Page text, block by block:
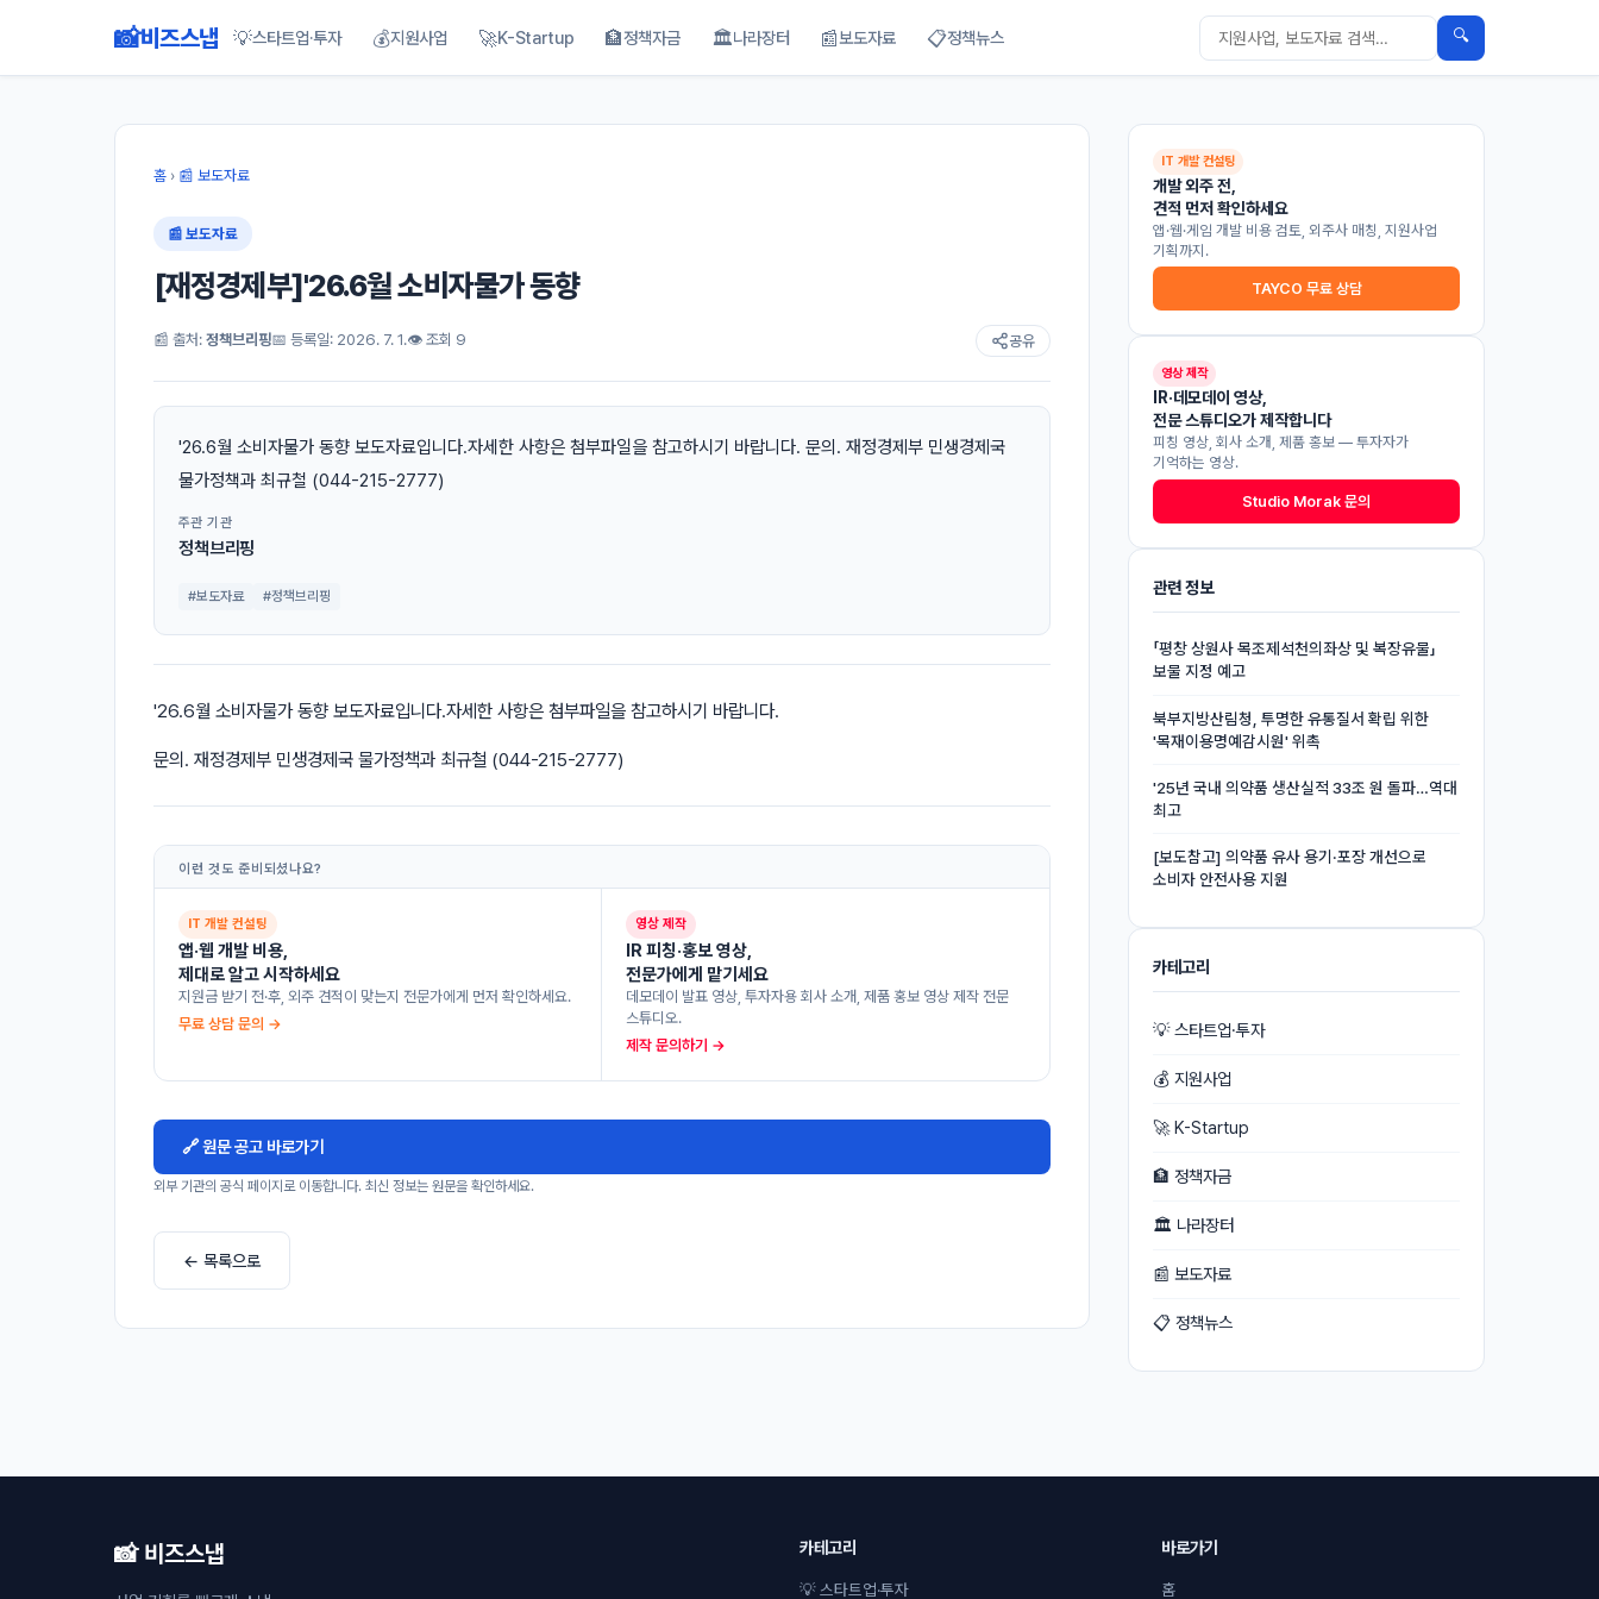
📸비즈스냅 💡스타트업·투자 💰지원사업 🚀K-Startup 🏦정책자금 🏛나라장터 📰보도자료 📋정책뉴스 🔍
홈 › 📰 보도자료
📰 보도자료
[재정경제부]'26.6월 소비자물가 동향
📰 출처: 정책브리핑📅 등록일: 2026. 7. 1.👁 조회 9 공유
'26.6월 소비자물가 동향 보도자료입니다.자세한 사항은 첨부파일을 참고하시기 바랍니다. 문의. 재정경제부 민생경제국
물가정책과 최규철 (044-215-2777)
주관 기관
정책브리핑
#보도자료 #정책브리핑
'26.6월 소비자물가 동향 보도자료입니다.자세한 사항은 첨부파일을 참고하시기 바랍니다.
문의. 재정경제부 민생경제국 물가정책과 최규철 (044-215-2777)
이런 것도 준비되셨나요?
IT 개발 컨설팅
앱·웹 개발 비용,
제대로 알고 시작하세요
지원금 받기 전·후, 외주 견적이 맞는지 전문가에게 먼저 확인하세요.
무료 상담 문의 →
영상 제작
IR 피칭·홍보 영상,
전문가에게 맡기세요
데모데이 발표 영상, 투자자용 회사 소개, 제품 홍보 영상 제작 전문
스튜디오.
제작 문의하기 →
🔗 원문 공고 바로가기
외부 기관의 공식 페이지로 이동합니다. 최신 정보는 원문을 확인하세요.
← 목록으로
IT 개발 컨설팅
개발 외주 전,
견적 먼저 확인하세요
앱·웹·게임 개발 비용 검토, 외주사 매칭, 지원사업
기획까지.
TAYCO 무료 상담
영상 제작
IR·데모데이 영상,
전문 스튜디오가 제작합니다
피칭 영상, 회사 소개, 제품 홍보 — 투자자가
기억하는 영상.
Studio Morak 문의
관련 정보
「평창 상원사 목조제석천의좌상 및 복장유물」
보물 지정 예고
북부지방산림청, 투명한 유통질서 확립 위한
'목재이용명예감시원' 위촉
'25년 국내 의약품 생산실적 33조 원 돌파…역대
최고
[보도참고] 의약품 유사 용기·포장 개선으로
소비자 안전사용 지원
카테고리
💡 스타트업·투자
💰 지원사업
🚀 K-Startup
🏦 정책자금
🏛 나라장터
📰 보도자료
📋 정책뉴스
📸 비즈스냅 카테고리
💡 스타트업·투자
바로가기
홈